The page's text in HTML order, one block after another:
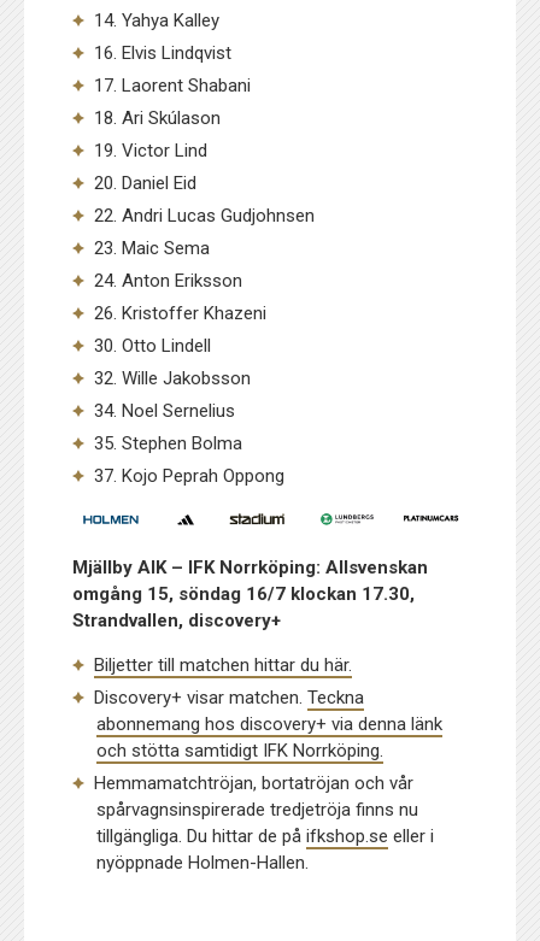
14. Yahya Kalley
16. Elvis Lindqvist
17. Laorent Shabani
18. Ari Skúlason
19. Victor Lind
20. Daniel Eid
22. Andri Lucas Gudjohnsen
23. Maic Sema
24. Anton Eriksson
26. Kristoffer Khazeni
30. Otto Lindell
32. Wille Jakobsson
34. Noel Sernelius
35. Stephen Bolma
37. Kojo Peprah Oppong
Mjällby AIK – IFK Norrköping: Allsvenskan
omgång 15, söndag 16/7 klockan 17.30,
Strandvallen, discovery+
Biljetter till matchen hittar du här.
Discovery+ visar matchen.Teckna
abonnemang hos discovery+ via denna länk
och stötta samtidigt IFK Norrköping.
Hemmamatchtröjan, bortatröjan och vår
spårvagnsinspirerade tredjetröja finns nu
tillgängliga. Du hittar de påifkshop.se eller i
nyöppnade Holmen-Hallen.